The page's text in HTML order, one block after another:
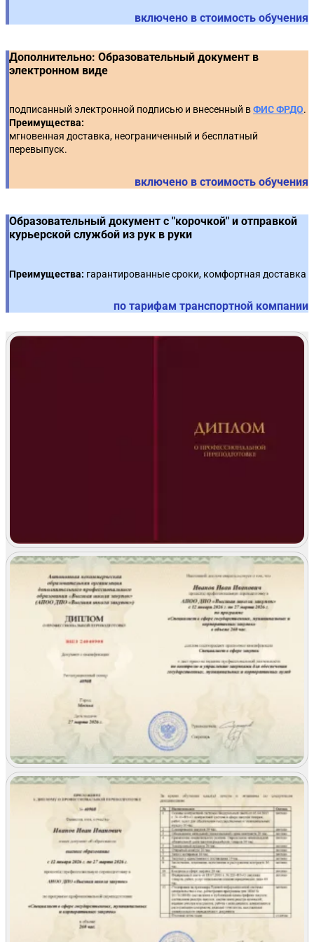
Размещение УПД в ЕИС
19
Тренажера ЕИС*: Электронное актирование
Подписание контракта на ЭТП (РТС-Тендер,ТЭК-Торг)
включено в стоимость обучения
Дополнительно: Образовательный документ в
электронном виде
подписанный электронной подписью и внесенный вФИС ФРДО.
Преимущества:
мгновенная доставка, неограниченный и бесплатный
перевыпуск.
включено в стоимость обучения
Образовательный документ с "корочкой" и отправкой
курьерской службой из рук в руки
Преимущества: гарантированные сроки, комфортная доставка
по тарифам транспортной компании